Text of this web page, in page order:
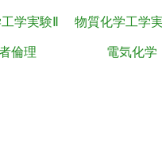
学実験Ⅱ
物質化学工学
倫理 電気化学